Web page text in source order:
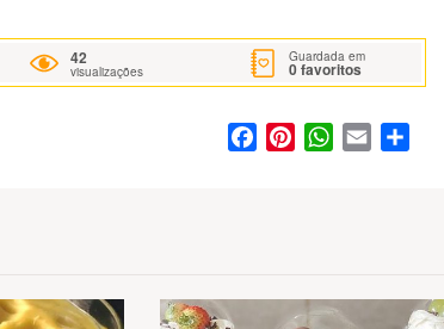
42
visualizações
Guardada em
0favoritos
FacebookPinterestWhatsApp
Email